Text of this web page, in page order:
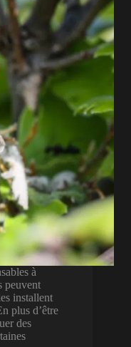
à
peuvent
installent
plus d’être
des